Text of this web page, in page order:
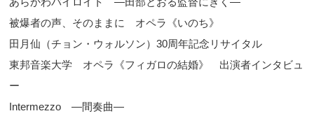
被爆者の声、そのままに オペラ《いのち》
田月仙（チョン・ウォルソン）30周年記念リサイタル
東邦音楽大学 オペラ《フィガロの結婚》 出演者インタビュ
ー
Intermezzo ―間奏曲―